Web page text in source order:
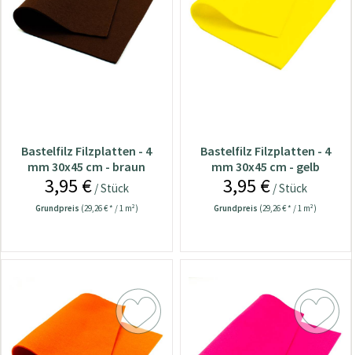
Bastelfilz Filzplatten - 4
mm 30x45 cm - braun
3,95 €/ Stück
Grundpreis (29,26 € * / 1 m²)
Bastelfilz Filzplatten - 4
mm 30x45 cm - gelb
3,95 € / Stück
Grundpreis (29,26 € * / 1 m²)